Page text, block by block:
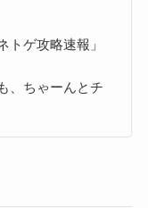
トゲ攻略速報」
、ちゃーんとチ